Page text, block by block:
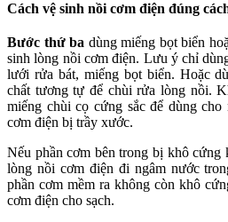
Cách vệ sinh nồi cơm điện đúng
Bước thứ ba dùng miếng bọt biển
sinh lòng nồi cơm điện. Lưu ý chỉ
lưới rửa bát, miếng bọt biển. Hoặc
chất tương tự để chùi rửa lòng nồi.
miếng chùi cọ cứng sắc để dùng
cơm điện bị trầy xước.
Nếu phần cơm bên trong bị khô cứng
lòng nồi cơm điện đi ngâm nước
phần cơm mềm ra không còn khô
cơm điện cho sạch.